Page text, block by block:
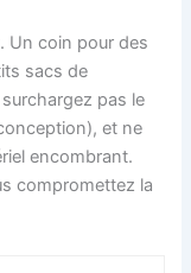
Un coin pour des
sacs de
pas le
et ne
encombrant.
compromettez la